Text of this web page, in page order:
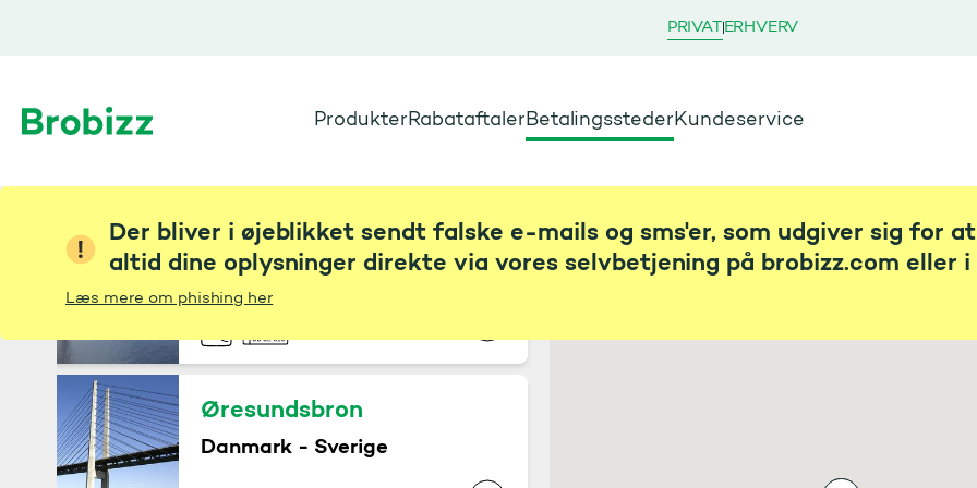
PRIVAT ERHVERV
Produkter Rabataftaler Betalingssteder Kundeservice
Der bliver i øjeblikket sendt falske e-mails og sms'er, som udgiver sig for
altid dine oplysninger direkte via vores selvbetjening på brobizz.com eller i
Læs mere om phishing her
Betalingssteder
Storebæltsbroen
Sjælland - Fyn
Øresundsbron
Danmark - Sverige